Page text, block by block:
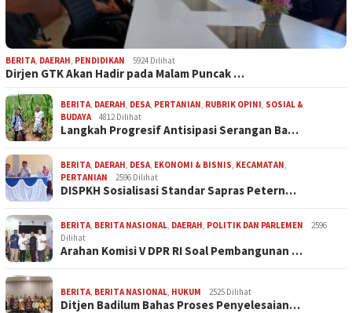
BERITA DAERAH PENDIDIKAN 5924 Dilihat
Dirjen GTK Akan Hadir pada Malam Puncak …
BERITA DAERAH DESA PERTANIAN RUBRIK OPINI SOSIAL &
BUDAYA
4812 Dilihat
Langkah Progresif Antisipasi Serangan Ba…
BERITA DAERAH DESA EKONOMI & BISNIS KECAMATAN
PERTANIAN
2596 Dilihat
DISPKH Sosialisasi Standar Sapras Petern…
BERITA BERITA NASIONAL DAERAH POLITIK DAN PARLEMEN
2596
Dilihat
Arahan Komisi V DPR RI Soal Pembangunan …
BERITA BERITA NASIONAL HUKUM 2525 Dilihat
Ditjen Badilum Bahas Proses Penyelesaian…